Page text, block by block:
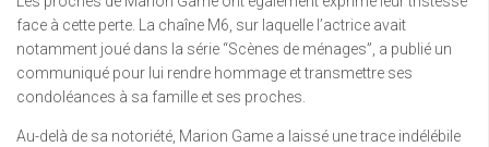
face à cette perte. La chaîne M6, sur laquelle l’actrice avait
notamment joué dans la série “Scènes de ménages”, a publié un
communiqué pour lui rendre hommage et transmettre ses
condoléances à sa famille et ses proches.
Au-delà de sa notoriété, Marion Game a laissé une trace indélébile